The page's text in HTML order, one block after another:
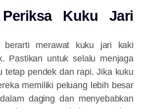
Kuku Jari
berarti merawat kuku jari kaki
Pastikan untuk selalu menjaga
tetap pendek dan rapi. Jika kuku
memiliki peluang lebih besar
daging dan menyebabkan